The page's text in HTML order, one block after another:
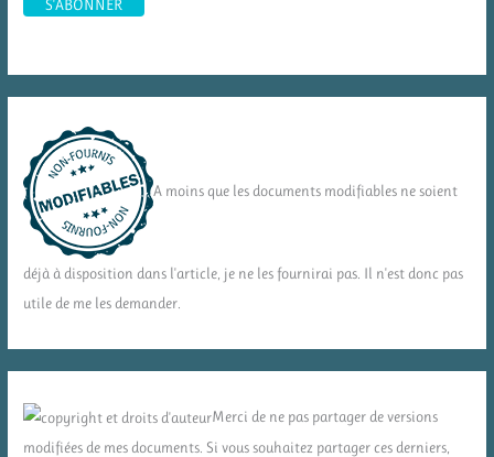
A moins que les documents modifiables ne soient
déjà à disposition dans l'article, je ne les fournirai pas. Il n'est donc pas
utile de me les demander.
Merci de ne pas partager de versions
modifiées de mes documents. Si vous souhaitez partager ces derniers,